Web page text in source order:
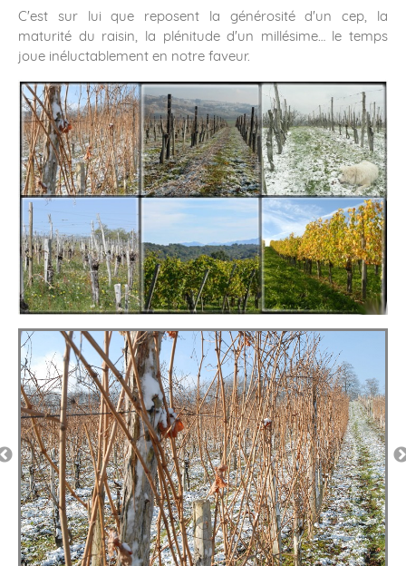
C'est sur lui que reposent la générosité d'un cep, la
maturité du raisin, la plénitude d'un millésime… le temps
joue inéluctablement en notre faveur.